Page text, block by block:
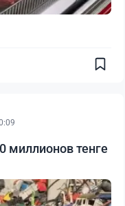
миллионов тенге